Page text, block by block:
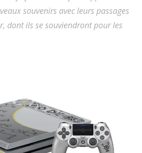
souvenirs avec leurs passages
dont ils se souviendront pour les